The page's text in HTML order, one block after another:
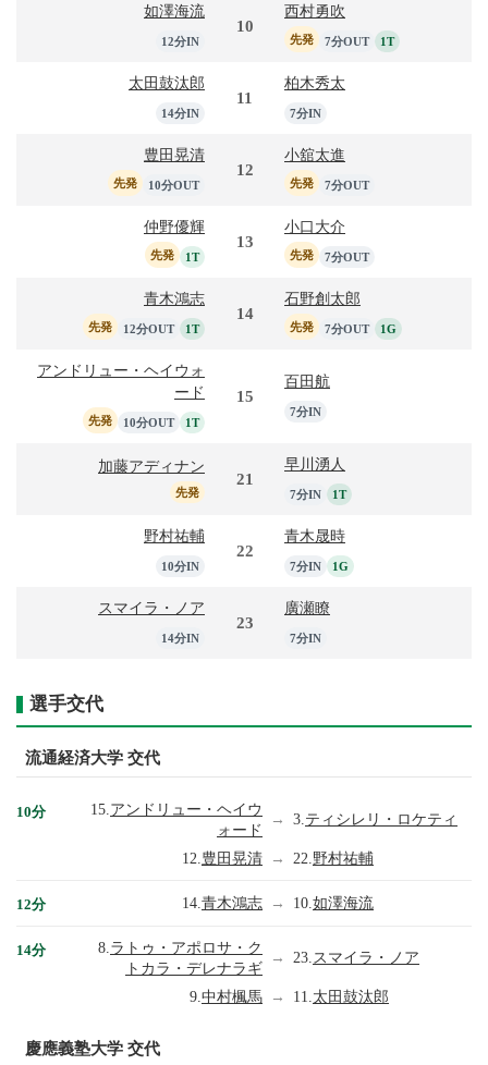
如澤海流
12分IN
10
西村勇吹
先発 7分OUT 1T
太田鼓汰郎
14分IN
11
柏木秀太
7分IN
豊田晃清
先発 10分OUT
12
小舘太進
先発 7分OUT
仲野優輝
先発 1T
13
小口大介
先発 7分OUT
青木鴻志
先発 12分OUT 1T
14
石野創太郎
先発 7分OUT 1G
アンドリュー・ヘイウォ
ード
先発 10分OUT 1T
15
百田航
7分IN
加藤アディナン
先発
21
早川湧人
7分IN 1T
野村祐輔
10分IN
22
青木晟時
7分IN 1G
スマイラ・ノア
14分IN
23
廣瀬瞭
7分IN
選手交代
流通経済大学 交代
10分 15. アンドリュー・ヘイウ
ォード
→ 3.ティシレリ・ロケティ
12. 豊田晃清 → 22. 野村祐輔
12分 14. 青木鴻志 → 10. 如澤海流
14分 8. ラトゥ・アポロサ・ク
トカラ・デレナラギ
→ 23.スマイラ・ノア
9. 中村楓馬 → 11. 太田鼓汰郎
慶應義塾大学 交代